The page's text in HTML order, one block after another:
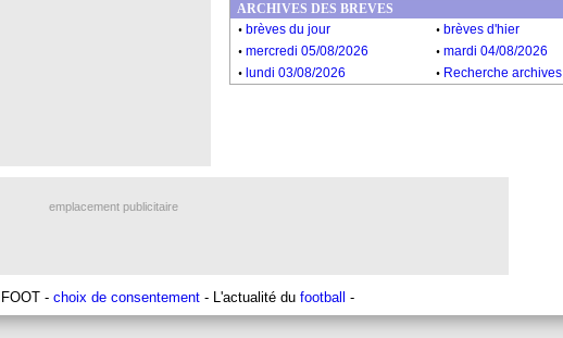
ARCHIVES DES BREVES
. brèves du jour . brèves d'hier
. mercredi 05/08/2026 . mardi 04/08/2026
. lundi 03/08/2026 . Recherche archives
emplacement publicitaire
- choix de consentement - L'actualité du football -